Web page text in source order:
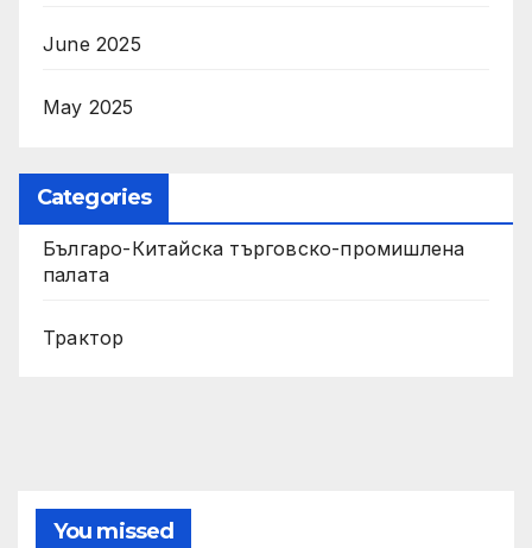
June 2025
May 2025
Categories
Българо-Китайска търговско-промишлена
палата
Трактор
You missed